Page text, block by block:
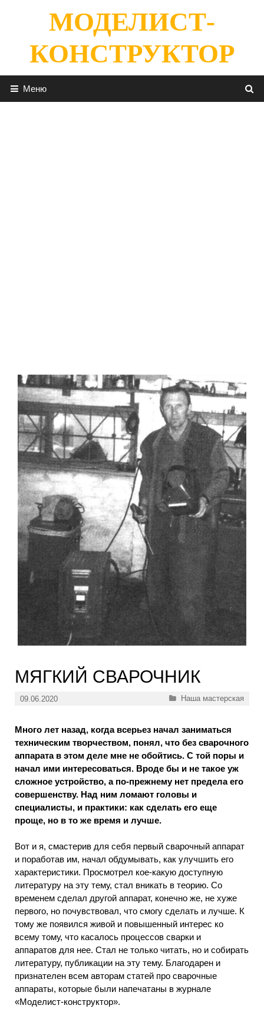
содержимомуМОДЕЛИСТ-
КОНСТРУКТОР
Меню
МЯГКИЙ СВАРОЧНИК
09.06.2020 Рубрики
Наша мастерская
Много лет назад, когда всерьез начал заниматься
техническим творчеством, понял, что без сварочного
аппарата в этом деле мне не обойтись. С той поры и
начал ими интересоваться. Вроде бы и не такое уж
сложное устройство, а по-прежнему нет предела его
совершенству. Над ним ломают головы и
специалисты, и практики: как сделать его еще
проще, но в то же время и лучше.
Вот и я, смастерив для себя первый сварочный аппарат
и поработав им, начал обдумывать, как улучшить его
характеристики. Просмотрел кое-какую доступную
литературу на эту тему, стал вникать в теорию. Со
временем сделал другой аппарат, конечно же, не хуже
первого, но почувствовал, что смогу сделать и лучше. К
тому же появился живой и повышенный интерес ко
всему тому, что касалось процессов сварки и
аппаратов для нее. Стал не только читать, но и собирать
литературу, публикации на эту тему. Благодарен и
признателен всем авторам статей про сварочные
аппараты, которые были напечатаны в журнале
«Моделист-конструктор».